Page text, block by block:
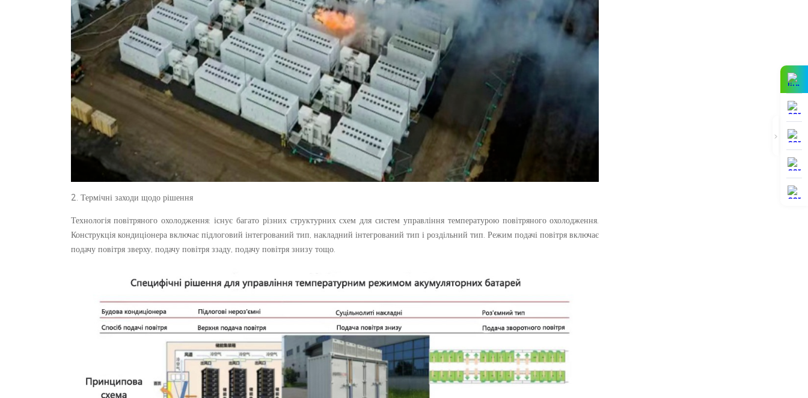
2. Термічні заходи щодо рішення
Технологія повітряного охолодження: існує багато різних структурних схем для систем управління температурою повітряного охолодження.
Конструкція кондиціонера включає підлоговий інтегрований тип, накладний інтегрований тип і роздільний тип. Режим подачі повітря включає
подачу повітря зверху, подачу повітря ззаду, подачу повітря знизу тощо.